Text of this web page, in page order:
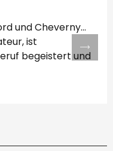
und Cheverny...
ist
begeistert und